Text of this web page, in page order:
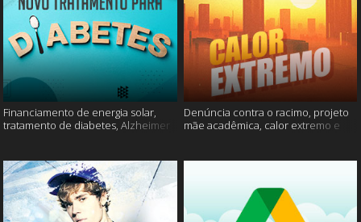
Financiamento de energia solar,
tratamento de diabetes, Alzheimer
Denúncia contra o racimo, projeto
mãe acadêmica, calor extremo e